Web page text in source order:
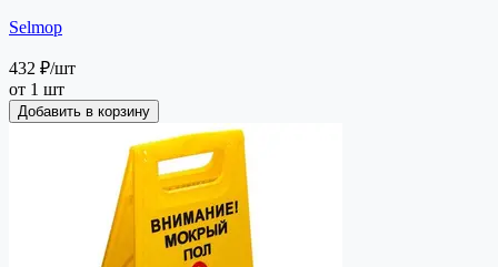
Selmop
432 ₽/шт
от 1 шт
Добавить в корзину